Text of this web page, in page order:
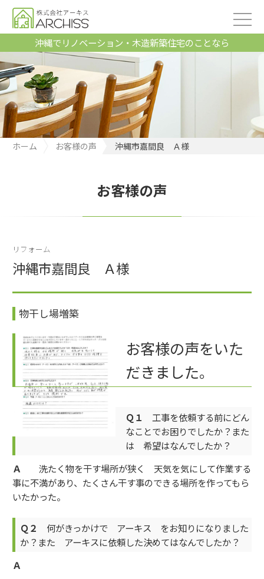
沖縄でリノベーション・木造新築住宅のことなら
ホーム お客様の声 沖縄市嘉間良 Ａ様
お客様の声
リフォーム
沖縄市嘉間良 Ａ様
物干し場増築
お客様の声をいた
だきました。
Ｑ１
工事を依頼する前にどん
なことでお困りでしたか？また
は 希望はなんでしたか？
Ａ 洗たく物を干す場所が狭く 天気を気にして作業する
事に不満があり、たくさん干す事のできる場所を作ってもら
いたかった。
Ｑ２
何がきっかけで アーキス をお知りになりました
か？また アーキスに依頼した決めてはなんでしたか？
Ａ